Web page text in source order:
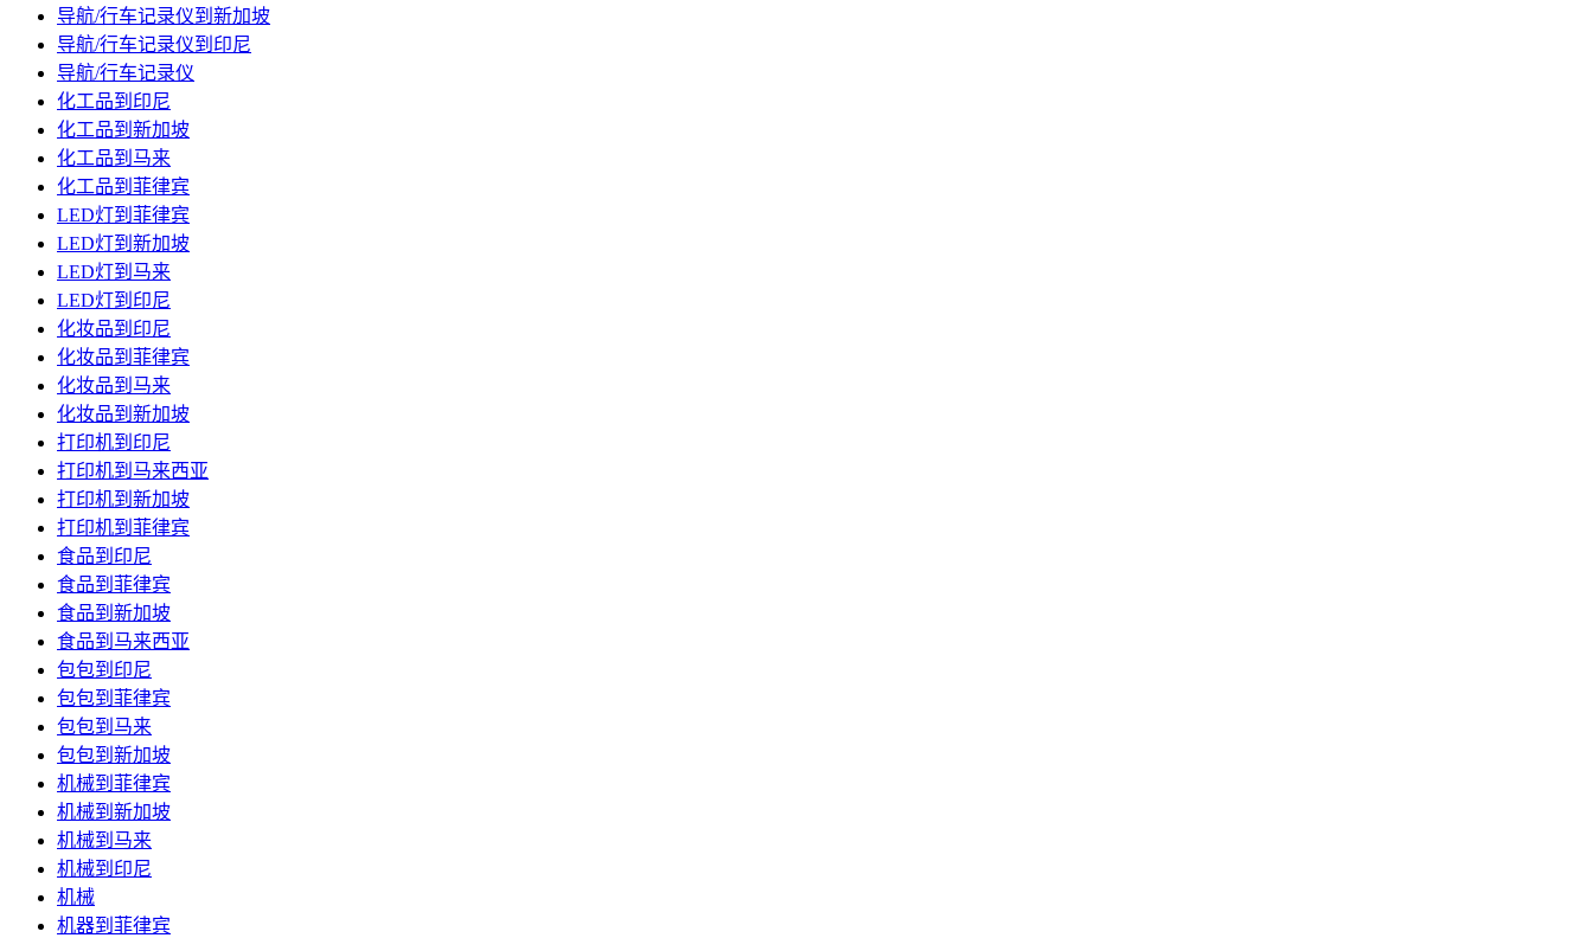
导航/行车记录仪到新加坡
导航/行车记录仪到印尼
导航/行车记录仪
化工品到印尼
化工品到新加坡
化工品到马来
化工品到菲律宾
LED灯到菲律宾
LED灯到新加坡
LED灯到马来
LED灯到印尼
化妆品到印尼
化妆品到菲律宾
化妆品到马来
化妆品到新加坡
打印机到印尼
打印机到马来西亚
打印机到新加坡
打印机到菲律宾
食品到印尼
食品到菲律宾
食品到新加坡
食品到马来西亚
包包到印尼
包包到菲律宾
包包到马来
包包到新加坡
机械到菲律宾
机械到新加坡
机械到马来
机械到印尼
机械
机器到菲律宾